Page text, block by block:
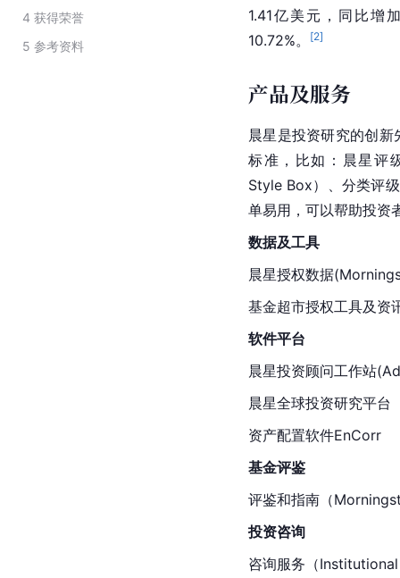
4 获得荣誉
5 参考资料
1.41亿美元，同比增
10.72%。
[2]
产品及服务
晨星是投资研究的创
标准，比如：晨星评
Style Box）、分类评
单易用，可以帮助投资
数据及工具
晨星授权数据
基金超市授权工具及
软件平台
晨星投资顾问工作站
晨星全球投资研究平
资产配置软件EnCorr
基金评鉴
评鉴和指南（
投资咨询
咨询服务（